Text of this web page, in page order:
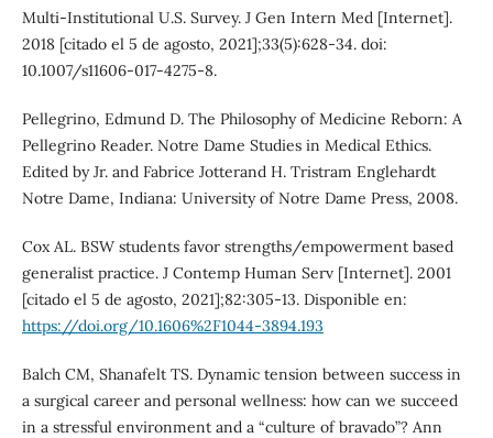
Multi-Institutional U.S. Survey. J Gen Intern Med [Internet].
2018 [citado el 5 de agosto, 2021];33(5):628-34. doi:
10.1007/s11606-017-4275-8.
Pellegrino, Edmund D. The Philosophy of Medicine Reborn: A
Pellegrino Reader. Notre Dame Studies in Medical Ethics.
Edited by Jr. and Fabrice Jotterand H. Tristram Englehardt
Notre Dame, Indiana: University of Notre Dame Press, 2008.
Cox AL. BSW students favor strengths/empowerment based
generalist practice. J Contemp Human Serv [Internet]. 2001
[citado el 5 de agosto, 2021];82:305-13. Disponible en:
https://doi.org/10.1606%2F1044-3894.193
Balch CM, Shanafelt TS. Dynamic tension between success in
a surgical career and personal wellness: how can we succeed
in a stressful environment and a “culture of bravado”? Ann